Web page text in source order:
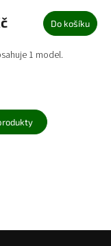
Do košíku
1 model.